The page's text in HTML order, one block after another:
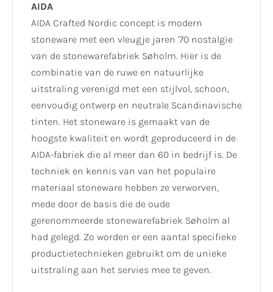
AIDA
AIDA Crafted Nordic concept is modern
stoneware met een vleugje jaren '70 nostalgie
van de stonewarefabriek Søholm. Hier is de
combinatie van de ruwe en natuurlijke
uitstraling verenigd met een stijlvol, schoon,
eenvoudig ontwerp en neutrale Scandinavische
tinten. Het stoneware is gemaakt van de
hoogste kwaliteit en wordt geproduceerd in de
AIDA-fabriek die al meer dan 60 in bedrijf is. De
techniek en kennis van van het populaire
materiaal stoneware hebben ze verworven,
mede door de basis die de oude
gerenommeerde stonewarefabriek Søholm al
had gelegd. Zo worden er een aantal specifieke
productietechnieken gebruikt om de unieke
uitstraling aan het servies mee te geven.